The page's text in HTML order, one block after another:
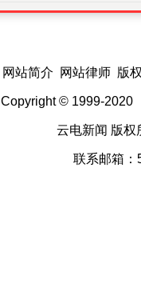
网站简介 网站律师 版
Copyright © 1999-
云电新闻 版权
联系邮箱